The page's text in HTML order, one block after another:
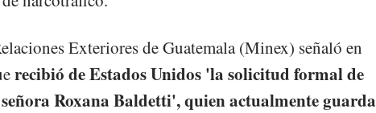
Exteriores de Guatemala (Minex) señaló en
recibió de Estados Unidos 'la solicitud formal de
Roxana Baldetti', quien actualmente guarda